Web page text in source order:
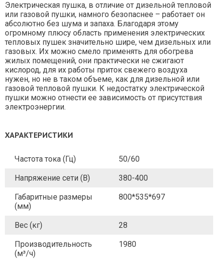
Электрическая пушка, в отличие от дизельной тепловой
или газовой пушки, намного безопаснее – работает он
абсолютно без шума и запаха. Благодаря этому
огромному плюсу область применения электрических
тепловых пушек значительно шире, чем дизельных или
газовых. Их можно смело применять для обогрева
жилых помещений, они практически не сжигают
кислород, для их работы приток свежего воздуха
нужен, но не в таком объеме, как для дизельной или
газовой тепловой пушки. К недостатку электрической
пушки можно отнести ее зависимость от присутствия
электроэнергии.
ХАРАКТЕРИСТИКИ
Частота тока (Гц) 50/60
Напряжение сети (В) 380-400
Габаритные размеры
(мм)
800*535*697
Вес (кг) 28
Производительность
(м³/ч)
1980